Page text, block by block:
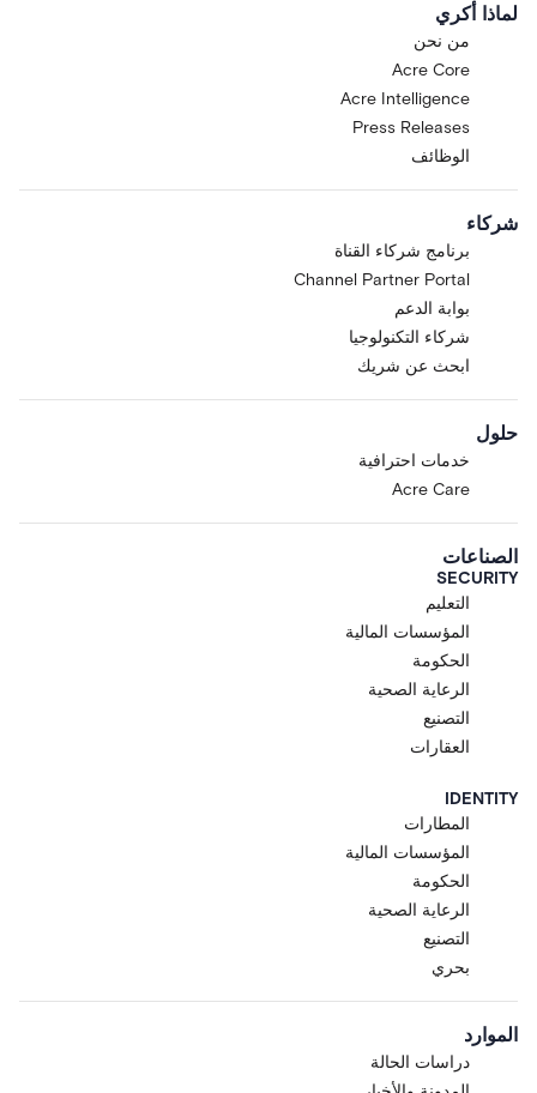
لماذا أكري
من نحن
Acre Core
Acre Intelligence
Press Releases
الوظائف
شركاء
برنامج شركاء القناة
Channel Partner Portal
بوابة الدعم
شركاء التكنولوجيا
ابحث عن شريك
حلول
خدمات احترافية
Acre Care
الصناعات
SECURITY
التعليم
المؤسسات المالية
الحكومة
الرعاية الصحية
التصنيع
العقارات
IDENTITY
المطارات
المؤسسات المالية
الحكومة
الرعاية الصحية
التصنيع
بحري
الموارد
دراسات الحالة